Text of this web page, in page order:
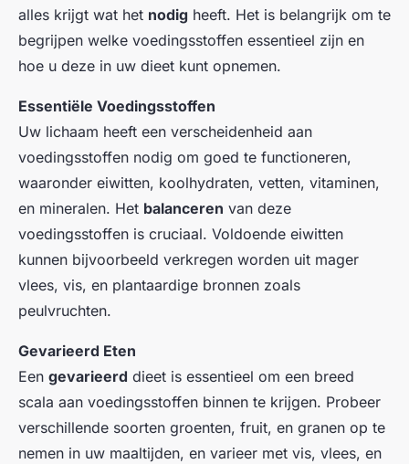
alles krijgt wat het nodig heeft. Het is belangrijk om te
begrijpen welke voedingsstoffen essentieel zijn en
hoe u deze in uw dieet kunt opnemen.
Essentiële Voedingsstoffen
Uw lichaam heeft een verscheidenheid aan
voedingsstoffen nodig om goed te functioneren,
waaronder eiwitten, koolhydraten, vetten, vitaminen,
en mineralen. Het balanceren van deze
voedingsstoffen is cruciaal. Voldoende eiwitten
kunnen bijvoorbeeld verkregen worden uit mager
vlees, vis, en plantaardige bronnen zoals
peulvruchten.
Gevarieerd Eten
Een gevarieerd dieet is essentieel om een breed
scala aan voedingsstoffen binnen te krijgen. Probeer
verschillende soorten groenten, fruit, en granen op te
nemen in uw maaltijden, en varieer met vis, vlees, en